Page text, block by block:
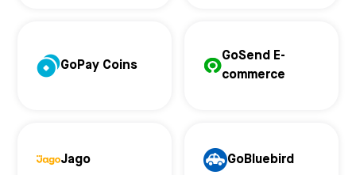
GoPay Coins
GoSend E-
commerce
Jago GoBluebird